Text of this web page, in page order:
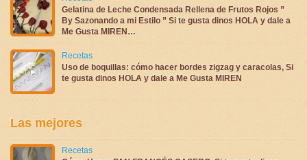
Gelatina de Leche Condensada Rellena de Frutos Rojos ”
By Sazonando a mi Estilo ” Si te gusta dinos HOLA y dale a
Me Gusta MIREN…
Recetas
Uso de boquillas: cómo hacer bordes zigzag y caracolas, Si
te gusta dinos HOLA y dale a Me Gusta MIREN
Las mejores
Recetas